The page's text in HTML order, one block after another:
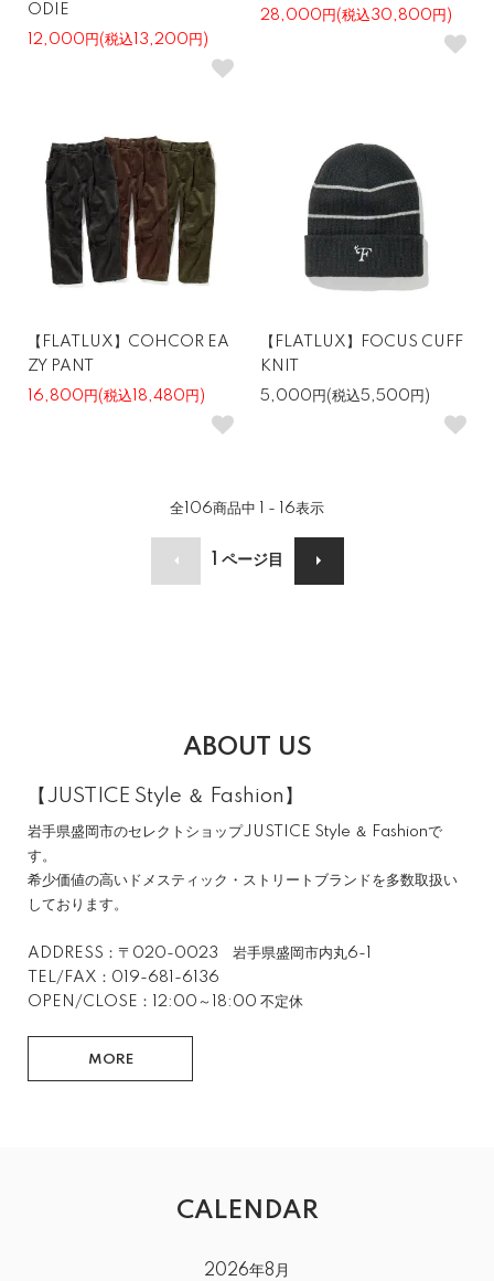
ODIE
12,000円(税込13,200円)
28,000円(税込30,800円)
【FLATLUX】COHCOR EA
ZY PANT
16,800円(税込18,480円)
【FLATLUX】FOCUS CUFF
KNIT
5,000円(税込5,500円)
全 106商品中 1 - 16表示
ページ目
ABOUT US
【JUSTICE Style ＆ Fashion】
岩手県盛岡市のセレクトショップJUSTICE Style ＆ Fashionで
す。
希少価値の高いドメスティック・ストリートブランドを多数取扱い
しております。
ADDRESS：〒020-0023 岩手県盛岡市内丸6-1
TEL/FAX：019-681-6136
OPEN/CLOSE：12:00～18:00 不定休
MORE
CALENDAR
2026年8月